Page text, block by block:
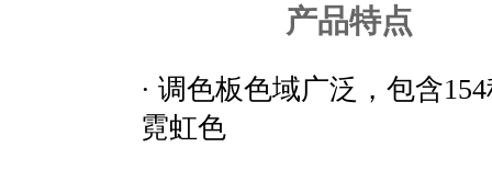
产品特点
· 调色板色域广泛，包含
霓虹色